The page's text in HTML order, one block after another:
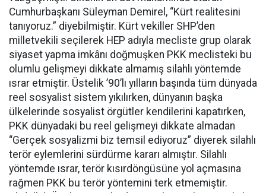
Cumhurbaşkanı Süleyman Demirel, “Kürt realitesini
tanıyoruz.” diyebilmiştir. Kürt vekiller SHP’den
milletvekili seçilerek HEP adıyla mecliste grup olarak
siyaset yapma imkânı doğmuşken PKK meclisteki bu
olumlu gelişmeyi dikkate almamış silahlı yöntemde
ısrar etmiştir. Üstelik ’90’lı yılların başında tüm dünyada
reel sosyalist sistem yıkılırken, dünyanın başka
ülkelerinde sosyalist örgütler kendilerini kapatırken,
PKK dünyadaki bu reel gelişmeyi dikkate almadan
“Gerçek sosyalizmi biz temsil ediyoruz” diyerek silahlı
terör eylemlerini sürdürme kararı almıştır. Silahlı
yöntemde ısrar, terör kısırdöngüsüne yol açmasına
rağmen PKK bu terör yöntemini terk etmemiştir.